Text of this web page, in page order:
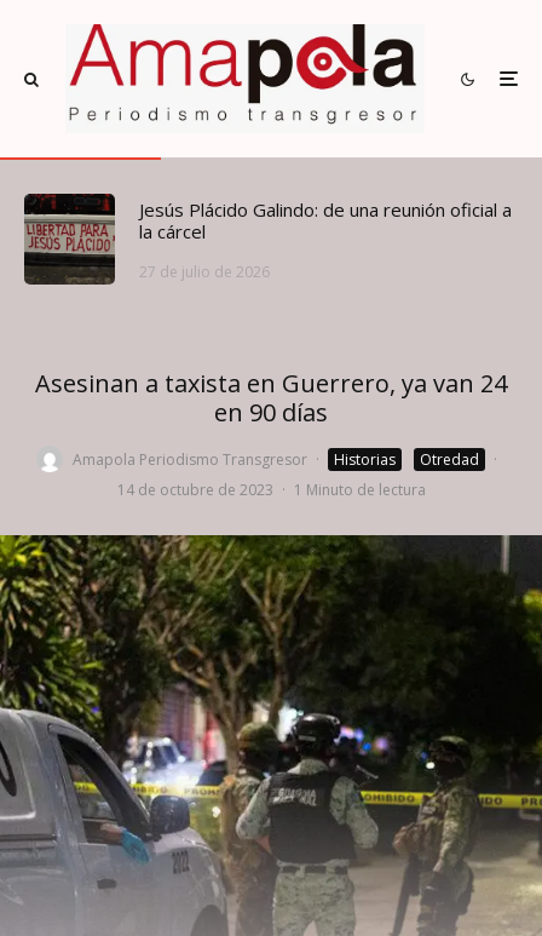
Jesús Plácido Galindo: de una reunión oficial a
la cárcel
27 de julio de 2026
Asesinan a taxista en Guerrero, ya van 24
en 90 días
Amapola Periodismo Transgresor · Historias Otredad
·
14 de octubre de 2023 · 1 Minuto de lectura